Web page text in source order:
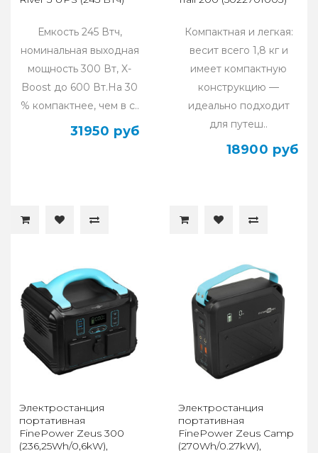
Емкость 245 Втч,
номинальная выходная
мощность 300 Вт, X-
Boost до 600 Вт.На 30
% компактнее, чем в с..
31950 руб
Компактная и легкая:
весит всего 1,8 кг и
имеет компактную
конструкцию —
идеально подходит
для путеш..
18900 руб
Электростанция
портативная
FinePower Zeus 300
(236,25Wh/0,6kW),
Электростанция
портативная
FinePower Zeus Camp
(270Wh/0.27kW),